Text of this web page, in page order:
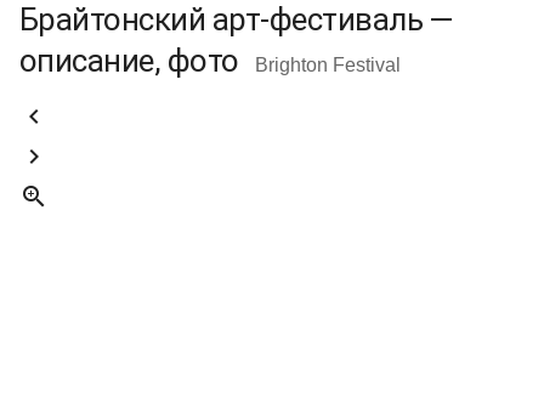
Брайтонский арт-фестиваль —
описание, фото
Brighton Festival


